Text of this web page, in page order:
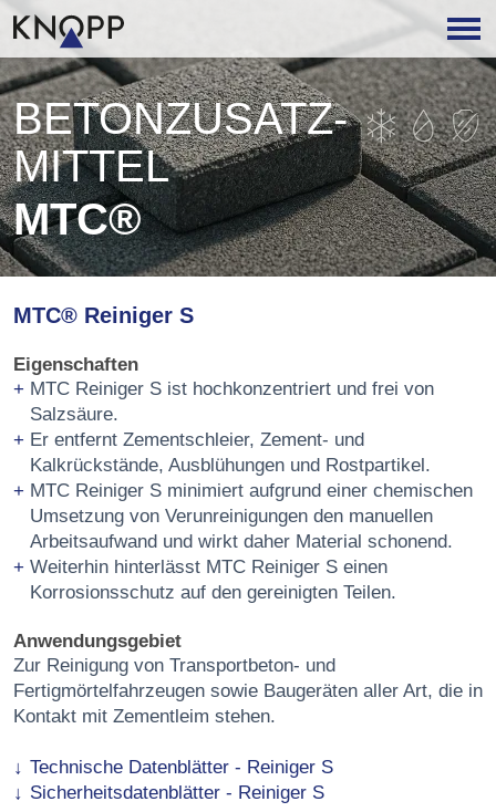
BETON­ZUSATZ­
MITTEL
MTC®
MTC® Reiniger S
Eigenschaften
MTC Reiniger S ist hochkonzentriert und frei von
Salzsäure.
Er entfernt Zementschleier, Zement- und
Kalkrückstände, Ausblühungen und Rostpartikel.
MTC Reiniger S minimiert aufgrund einer chemischen
Umsetzung von Verunreinigungen den manuellen
Arbeitsaufwand und wirkt daher Material schonend.
Weiterhin hinterlässt MTC Reiniger S einen
Korrosionsschutz auf den gereinigten Teilen.
Anwendungsgebiet
Zur Reinigung von Transportbeton- und
Fertigmörtelfahrzeugen sowie Baugeräten aller Art, die in
Kontakt mit Zementleim stehen.
Technische Datenblätter - Reiniger S
Sicherheitsdatenblätter - Reiniger S